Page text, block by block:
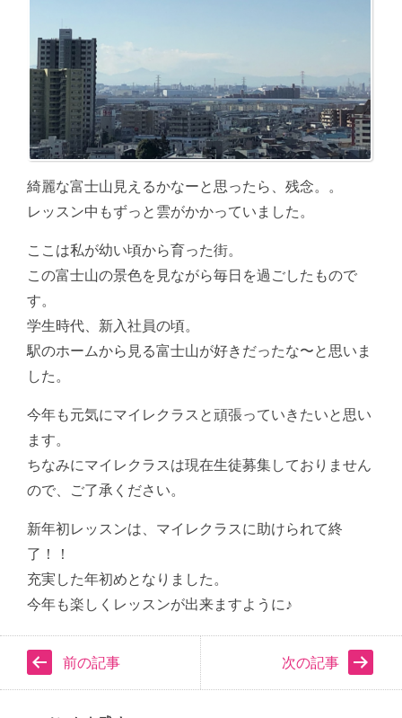
綺麗な富士山見えるかなーと思ったら、残念。。
レッスン中もずっと雲がかかっていました。
ここは私が幼い頃から育った街。
この富士山の景色を見ながら毎日を過ごしたもので
す。
学生時代、新入社員の頃。
駅のホームから見る富士山が好きだったな〜と思いま
した。
今年も元気にマイレクラスと頑張っていきたいと思い
ます。
ちなみにマイレクラスは現在生徒募集しておりません
ので、ご了承ください。
新年初レッスンは、マイレクラスに助けられて終
了！！
充実した年初めとなりました。
今年も楽しくレッスンが出来ますように♪
前の記事 次の記事